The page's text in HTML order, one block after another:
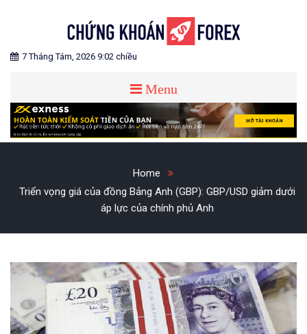
CHỨNG KHOÁN FOREX
Blog chia sẻ về Chứng Khoán và Forex
7 Tháng Tám, 2026 9:02 chiều
Menu
Home
Triển vọng giá của đồng Bảng Anh (GBP): GBP/USD giảm dưới
áp lực của chính phủ Anh